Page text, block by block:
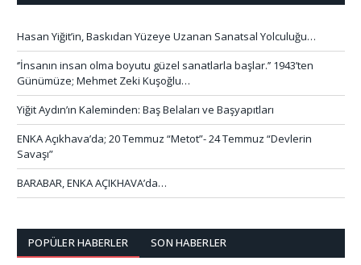
Hasan Yiğit’in, Baskıdan Yüzeye Uzanan Sanatsal Yolculuğu…
‘’İnsanın insan olma boyutu güzel sanatlarla başlar.’’ 1943’ten
Günümüze; Mehmet Zeki Kuşoğlu…
Yiğit Aydın’ın Kaleminden: Baş Belaları ve Başyapıtları
ENKA Açıkhava’da; 20 Temmuz “Metot”- 24 Temmuz “Devlerin
Savaşı”
BARABAR, ENKA AÇIKHAVA’da…
POPÜLER HABERLER SON HABERLER